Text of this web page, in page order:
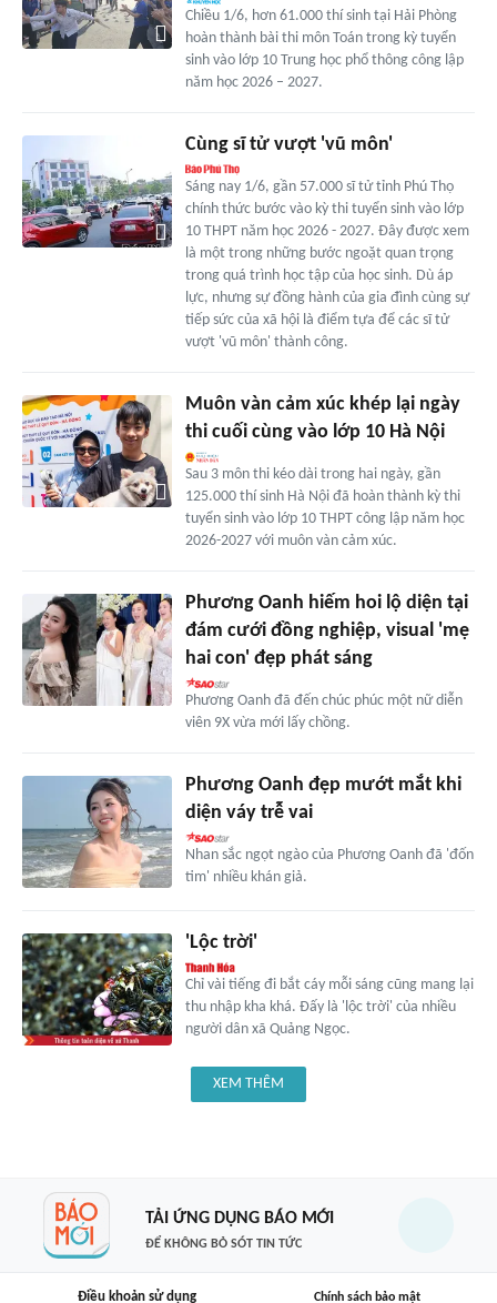
Chiều 1/6, hơn 61.000 thí sinh tại Hải Phòng
hoàn thành bài thi môn Toán trong kỳ tuyển
sinh vào lớp 10 Trung học phổ thông công lập
năm học 2026 – 2027.
Cùng sĩ tử vượt 'vũ môn'
Sáng nay 1/6, gần 57.000 sĩ tử tỉnh Phú Thọ
chính thức bước vào kỳ thi tuyển sinh vào lớp
10 THPT năm học 2026 - 2027. Đây được xem
là một trong những bước ngoặt quan trọng
trong quá trình học tập của học sinh. Dù áp
lực, nhưng sự đồng hành của gia đình cùng sự
tiếp sức của xã hội là điểm tựa để các sĩ tử
vượt 'vũ môn' thành công.
Muôn vàn cảm xúc khép lại ngày
thi cuối cùng vào lớp 10 Hà Nội
Sau 3 môn thi kéo dài trong hai ngày, gần
125.000 thí sinh Hà Nội đã hoàn thành kỳ thi
tuyển sinh vào lớp 10 THPT công lập năm học
2026-2027 với muôn vàn cảm xúc.
Phương Oanh hiếm hoi lộ diện tại
đám cưới đồng nghiệp, visual 'mẹ
hai con' đẹp phát sáng
Phương Oanh đã đến chúc phúc một nữ diễn
viên 9X vừa mới lấy chồng.
Phương Oanh đẹp mướt mắt khi
diện váy trễ vai
Nhan sắc ngọt ngào của Phương Oanh đã 'đốn
tim' nhiều khán giả.
'Lộc trời'
Chỉ vài tiếng đi bắt cáy mỗi sáng cũng mang lại
thu nhập kha khá. Đấy là 'lộc trời' của nhiều
người dân xã Quảng Ngọc.
XEM THÊM
TẢI ỨNG DỤNG BÁO MỚI
ĐỂ KHÔNG BỎ SÓT TIN TỨC
Điều khoản sử dụng Chính sách bảo mật